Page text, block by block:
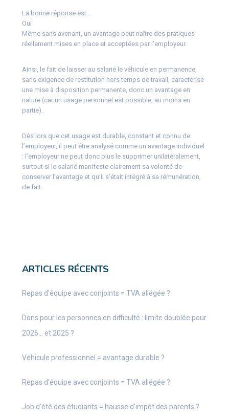
La bonne réponse est…
Oui
Même sans avenant, un avantage peut naître des pratiques
réellement mises en place et acceptées par l’employeur.
Ainsi, le fait de laisser au salarié le véhicule en permanence,
sans exigence de restitution hors temps de travail, caractérise
une mise à disposition permanente, donc un avantage en
nature (car un usage personnel est possible, au moins en
partie).
Dès lors que cet usage est durable, constant et connu de
l’employeur, il peut être analysé comme un avantage individuel
: l’employeur ne peut donc plus le supprimer unilatéralement,
surtout si le salarié manifeste clairement sa volonté de
conserver l’avantage et qu’il s’était intégré à sa rémunération,
de fait.
ARTICLES RÉCENTS
Repas d’équipe avec conjoints = TVA allégée ?
Dons pour les personnes en difficulté : limite doublée pour
2026… et 2025 ?
Véhicule professionnel = avantage durable ?
Repas d’équipe avec conjoints = TVA allégée ?
Job d’été des étudiants = hausse d’impôt des parents ?